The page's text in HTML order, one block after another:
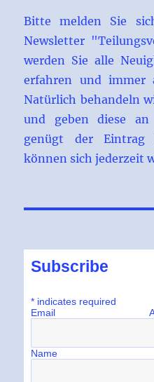
Bitte melden Sie
Newsletter
werden Sie alle
erfahren und immer
Natürlich behandeln
und geben diese
genügt der Eintrag
können sich jederzeit
Subscribe
* indicates required
Email
Name